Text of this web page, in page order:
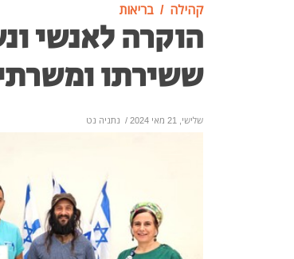
קהילה בריאות
הוקרה לאנשי
ששירתו
שלישי, 21 מאי 2024 / נתניה נט